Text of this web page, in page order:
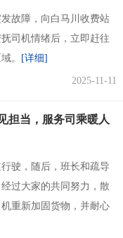
故障，向白马川收费站
司机情绪后，立即赶往
。
[详细]
2025-11-11
担当，服务司乘暖人
驶，随后，班长和疏导
过大家的共同努力，散
重新加固货物，并耐心